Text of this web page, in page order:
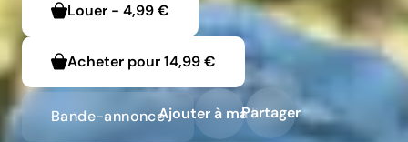
Louer - 4,99 €
Acheter pour14,99 €
Bande-annonceAjouter à ma liste
Partager